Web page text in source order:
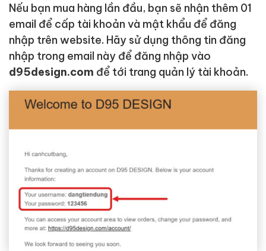
Nếu bạn mua hàng lần đầu, bạn sẽ nhận thêm 01
email để cấp tài khoản và mật khẩu để đăng
nhập trên website. Hãy sử dụng thông tin đăng
nhập trong email này để đăng nhập vào
d95design.com để tới trang quản lý tài khoản.